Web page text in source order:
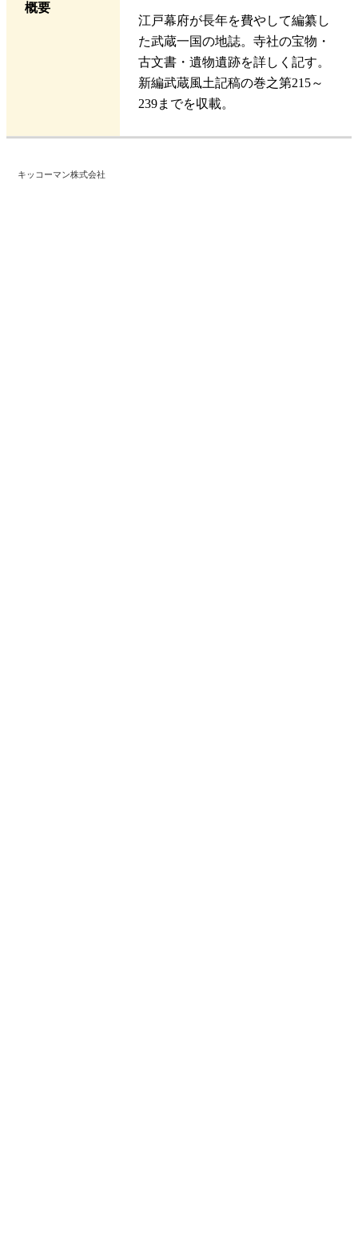
概要
江戸幕府が長年を費やして編纂し
た武蔵一国の地誌。寺社の宝物・
古文書・遺物遺跡を詳しく記す。
新編武蔵風土記稿の巻之第215～
239までを収載。
キッコーマン株式会社